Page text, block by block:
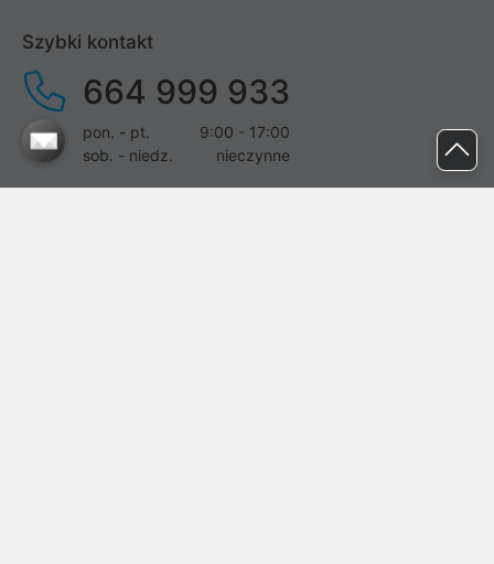
Szybki kontakt
664 999 933
pon. - pt.
9:00 - 17:00
sob. - niedz.
nieczynne